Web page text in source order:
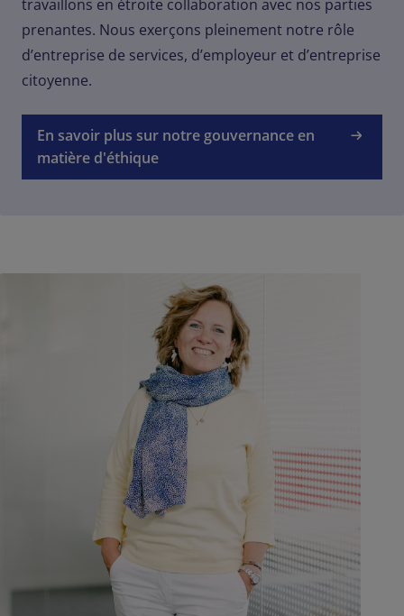
travaillons en étroite collaboration avec nos parties
prenantes. Nous exerçons pleinement notre rôle
d’entreprise de services, d’employeur et d’entreprise
citoyenne.
En savoir plus sur notre gouvernance en
matière d'éthique